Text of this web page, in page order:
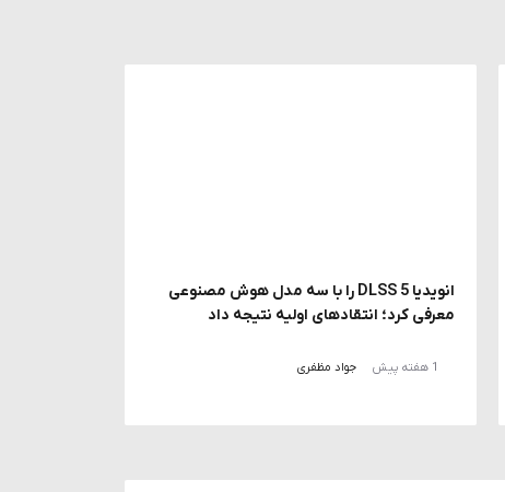
انویدیا DLSS 5 را با سه مدل هوش مصنوعی
معرفی کرد؛ انتقادهای اولیه نتیجه داد
1 هفته پیش جواد مظفری